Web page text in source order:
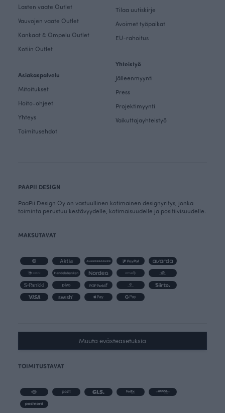
Lasten vaate Outlet
Vauvojen vaate Outlet
Kankaat & Ompelu Outlet
Kotiin Outlet
Asiakaspalvelu
Mitoitukset
Hoito-ohjeet
Yhteys
Toimitusehdot
Tilaa uutiskirje
Avoimet työpaikat
EU-rahoitus
Yhteistyö
Jälleenmyynti
Press
Projektimyynti
Vaikuttajayhteistyö
PAAPII DESIGN
PaaPii Design Oy on vastuullinen kotimainen designyritys, jonka
toiminta perustuu kestävyydelle, kotimaisuudelle ja positiivisuudelle.
MAKSUTAVAT
Muuta evästeasetuksia
TOIMITUSTAVAT